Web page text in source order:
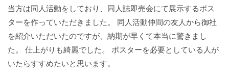
当方は同人活動をしており、同人誌即売会にて展示するポス
ターを作っていただきました。 同人活動仲間の友人から御社
を紹介いただいたのですが、納期が早くて本当に驚きまし
た。 仕上がりも綺麗でした。 ポスターを必要としている人が
いたらすすめたいと思います。